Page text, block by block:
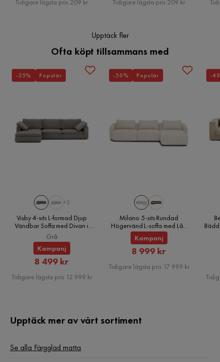
Mjuk och lyxig sammetstextur
Tidigare lägsta pris 209 kr Tidigare lägsta pris 209 kr
Upptäck fler
Ofta köpt tillsammans med
+2
Visby 4-sits L-formad Djup
Vändbar Soffa med Divan i
Tyg, Grå
Grå
Kampanj
Rabatterat
Pris
8 499 kr
Tidigare lägsta pris 12 999 kr
-35% Populär
Milano 5-sits Rundad
Högervänd L-soffa med Låg
Rygg i Beige Boucle
Kampanj
Rabatterat
Pris
8 999 kr
Tidigare lägsta pris 17 999 kr
-50% Populär -
Upptäck mer av vårt sortiment
Se alla Färgglad matta